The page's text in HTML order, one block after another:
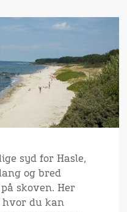
syd for Hasle,
og bred
skoven. Her
hvor du kan